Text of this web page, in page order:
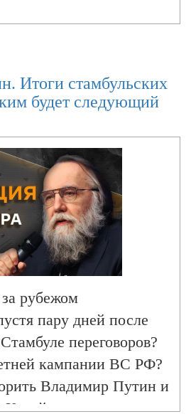
Итоги стамбульских
будет следующий
рубежом
пару дней после
переговоров?
кампании ВС РФ?
Владимир Путин и
курс ожидает